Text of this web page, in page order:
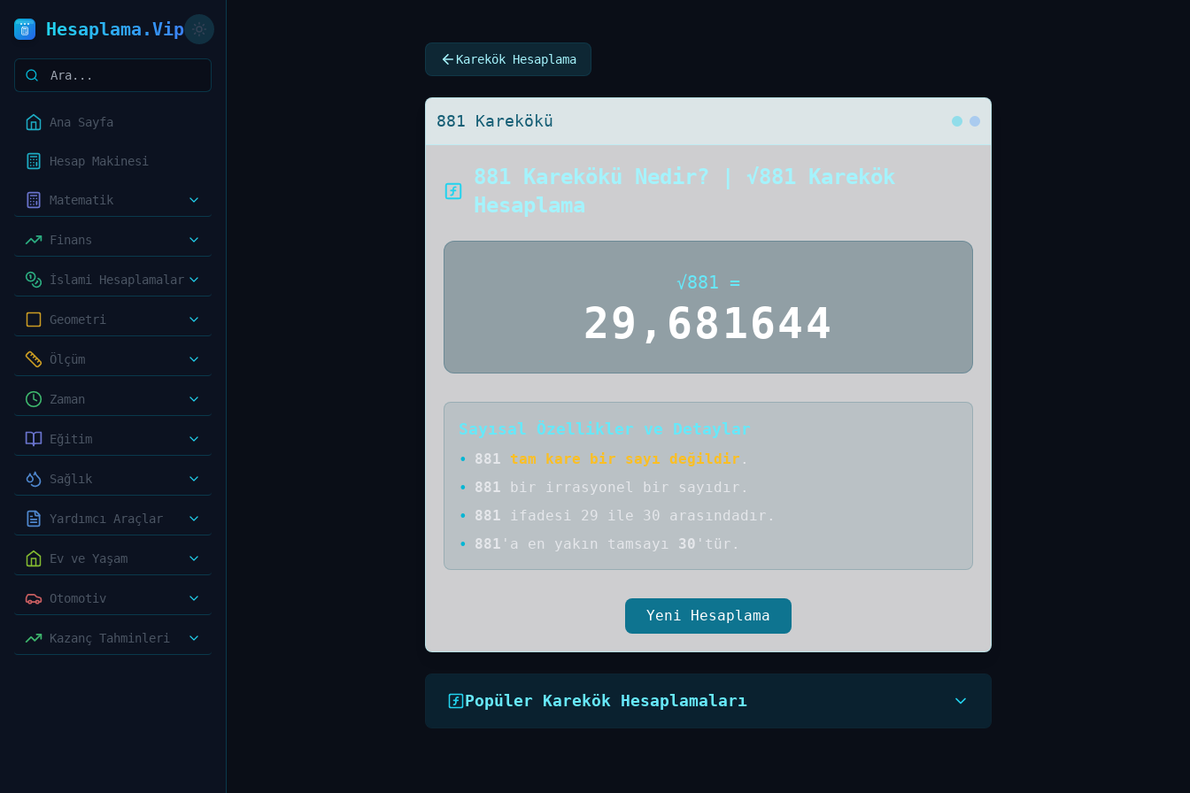
Hesaplama.Vip
Ana Sayfa
Hesap Makinesi
Matematik
Finans
İslami Hesaplamalar
Geometri
Ölçüm
Zaman
Eğitim
Sağlık
Yardımcı Araçlar
Ev ve Yaşam
Otomotiv
Kazanç Tahminleri
Karekök Hesaplama
881 Karekökü
881 Karekökü Nedir? | √881 Karekök
Hesaplama
√881 =
29,681644
Sayısal Özellikler ve Detaylar
• 881 tam kare bir sayı değildir .
•
881 bir irrasyonel bir sayıdır .
•
881
ifadesi 29 ile 30 arasındadır.
•
881 'a en yakın tamsayı 30 'tür.
Yeni Hesaplama
Popüler Karekök Hesaplamaları